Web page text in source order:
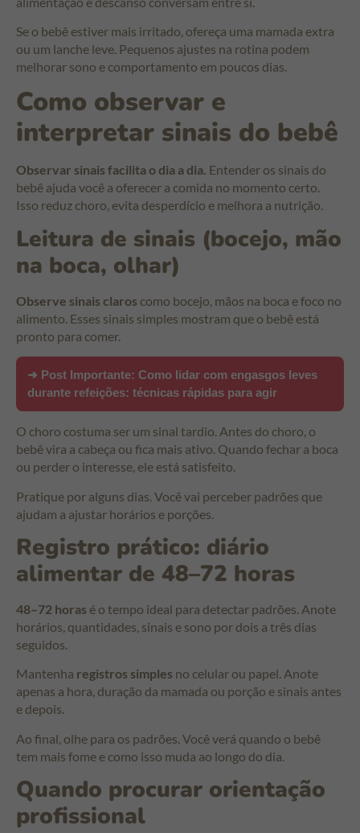
Se o bebê estiver mais irritado, ofereça uma mamada extra
ou um lanche leve. Pequenos ajustes na rotina podem
melhorar sono e comportamento em poucos dias.
Como observar e
interpretar sinais do bebê
Observar sinais facilita o dia a dia. Entender os sinais do
bebê ajuda você a oferecer a comida no momento certo.
Isso reduz choro, evita desperdício e melhora a nutrição.
Leitura de sinais (bocejo, mão
na boca, olhar)
Observe sinais claros como bocejo, mãos na boca e foco no
alimento. Esses sinais simples mostram que o bebê está
pronto para comer.
➜ Post Importante: Como lidar com engasgos leves
durante refeições: técnicas rápidas para agir
O choro costuma ser um sinal tardio. Antes do choro, o
bebê vira a cabeça ou fica mais ativo. Quando fechar a boca
ou perder o interesse, ele está satisfeito.
Pratique por alguns dias. Você vai perceber padrões que
ajudam a ajustar horários e porções.
Registro prático: diário
alimentar de 48–72 horas
48–72 horas é o tempo ideal para detectar padrões. Anote
horários, quantidades, sinais e sono por dois a três dias
seguidos.
Mantenha registros simples no celular ou papel. Anote
apenas a hora, duração da mamada ou porção e sinais antes
e depois.
Ao final, olhe para os padrões. Você verá quando o bebê
tem mais fome e como isso muda ao longo do dia.
Quando procurar orientação
profissional